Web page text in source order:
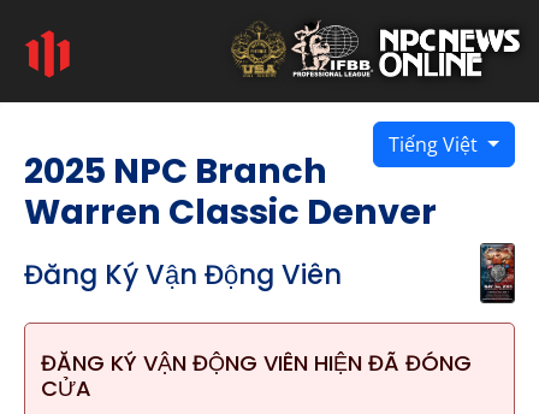
Tiếng Việt
2025 NPC Branch
Warren Classic Denver
Đăng Ký Vận Động Viên
ĐĂNG KÝ VẬN ĐỘNG VIÊN HIỆN ĐÃ ĐÓNG
CỬA